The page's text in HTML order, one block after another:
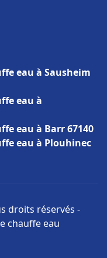
eau à Sausheim
eau à
eau à Barr 67140
eau à Plouhinec
droits réservés -
chauffe eau